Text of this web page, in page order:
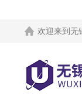
欢迎来到 无